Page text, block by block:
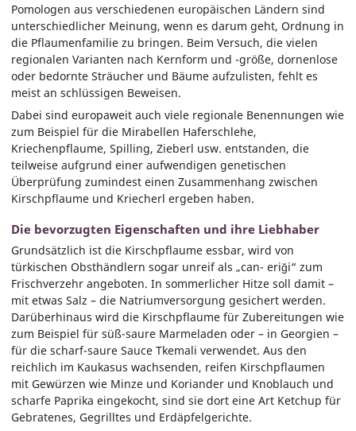
Pomologen aus verschiedenen europäischen Ländern sind
unterschiedlicher Meinung, wenn es darum geht, Ordnung in
die Pflaumenfamilie zu bringen. Beim Versuch, die vielen
regionalen Varianten nach Kernform und -größe, dornenlose
oder bedornte Sträucher und Bäume aufzulisten, fehlt es
meist an schlüssigen Beweisen.
Dabei sind europaweit auch viele regionale Benennungen wie
zum Beispiel für die Mirabellen Haferschlehe,
Kriechenpflaume, Spilling, Zieberl usw. entstanden, die
teilweise aufgrund einer aufwendigen genetischen
Überprüfung zumindest einen Zusammenhang zwischen
Kirschpflaume und Kriecherl ergeben haben.
Die bevorzugten Eigenschaften und ihre Liebhaber
Grundsätzlich ist die Kirschpflaume essbar, wird von
türkischen Obsthändlern sogar unreif als „can- eriği“ zum
Frischverzehr angeboten. In sommerlicher Hitze soll damit –
mit etwas Salz – die Natriumversorgung gesichert werden.
Darüberhinaus wird die Kirschpflaume für Zubereitungen wie
zum Beispiel für süß-saure Marmeladen oder – in Georgien –
für die scharf-saure Sauce Tkemali verwendet. Aus den
reichlich im Kaukasus wachsenden, reifen Kirschpflaumen
mit Gewürzen wie Minze und Koriander und Knoblauch und
scharfe Paprika eingekocht, sind sie dort eine Art Ketchup für
Gebratenes, Gegrilltes und Erdäpfelgerichte.